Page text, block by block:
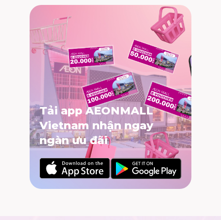
Tải app AEONMALL
Vietnam nhận ngay
ngàn ưu đãi